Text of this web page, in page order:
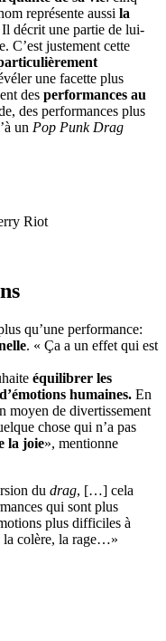
représente aussi la
Il décrit une partie de lui-
C’est justement cette
une facette plus
des performances au
des performances plus
un Pop Punk Drag
qu’une performance:
. « Ça a un effet qui est
équilibrer les
humaines. En
moyen de divertissement
chose qui n’a pas
la joie», mentionne
du drag, […] cela
qui sont plus
plus difficiles à
la colère, la rage…»